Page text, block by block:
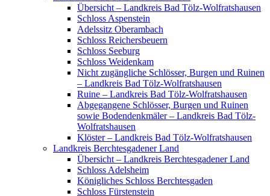
Übersicht – Landkreis Bad Tölz-Wolfratshausen
Schloss Aspenstein
Adelssitz Oberambach
Schloss Reichersbeuern
Schloss Seeburg
Schloss Weidenkam
Nicht zugängliche Schlösser, Burgen und Ruinen
– Landkreis Bad Tölz-Wolfratshausen
Ruine – Landkreis Bad Tölz-Wolfratshausen
Abgegangene Schlösser, Burgen und Ruinen
sowie Bodendenkmäler – Landkreis Bad Tölz-
Wolfratshausen
Klöster – Landkreis Bad Tölz-Wolfratshausen
Landkreis Berchtesgadener Land
Übersicht – Landkreis Berchtesgadener Land
Schloss Adelsheim
Königliches Schloss Berchtesgaden
Schloss Fürstenstein